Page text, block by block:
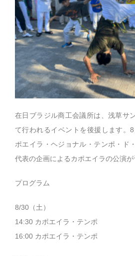
在日ブラジル商工会議所は、浅草サ
て行われるイベントを後援します。
ポエイラ・ヘジョナル・テンポ・ド
代表の企画によるカポエイラの公演が
プログラム
8/30（土）
14:30 カポエイラ・テンポ
16:00 カポエイラ・テンポ